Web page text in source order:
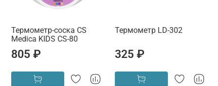
Термометр-соска CS
Medica KIDS CS-80
805 ₽
Термометр LD-302
325 ₽